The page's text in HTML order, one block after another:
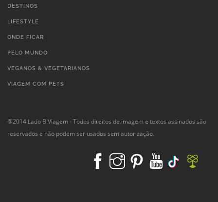
DESTINOS
LIFESTYLE
ONDE FICAR
PELO MUNDO
VEGANOS & VEGETARIANOS
VIAGEM COM PETS
@2014 Lado B Viagem - Todos direitos de imagem e textos assinados são
reservados e não podem ser usados sem autorização.